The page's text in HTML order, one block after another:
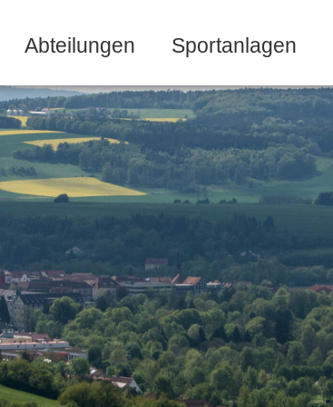
Abteilungen Sportanlagen